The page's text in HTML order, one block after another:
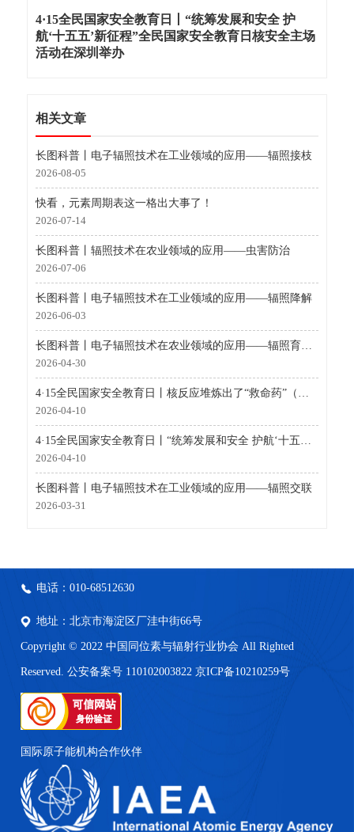
4·15全民国家安全教育日丨“统筹发展和安全 护
航‘十五五’新征程”全民国家安全教育日核安全主场
活动在深圳举办
相关文章
长图科普丨电子辐照技术在工业领域的应用——辐照接枝
2026-08-05
快看，元素周期表这一格出大事了！
2026-07-14
长图科普丨辐照技术在农业领域的应用——虫害防治
2026-07-06
长图科普丨电子辐照技术在工业领域的应用——辐照降解
2026-06-03
长图科普丨电子辐照技术在农业领域的应用——辐照育种（辐射诱变育种）
2026-04-30
4·15全民国家安全教育日丨核反应堆炼出了“救命药”（国家工业密码·未来篇）
2026-04-10
4·15全民国家安全教育日丨“统筹发展和安全 护航‘十五五’新征程”全民国家安全教育日核安全主场活动在深圳举办
2026-04-10
长图科普丨电子辐照技术在工业领域的应用——辐照交联
2026-03-31
电话：010-68512630
地址：北京市海淀区厂洼中街66号
Copyright © 2022 中国同位素与辐射行业协会 All Righted
Reserved. 公安备案号 110102003822京ICP备10210259号
国际原子能机构合作伙伴